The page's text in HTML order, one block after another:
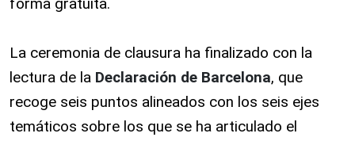
La ceremonia de clausura ha finalizado con la
lectura de la Declaración de Barcelona, que
recoge seis puntos alineados con los seis ejes
temáticos sobre los que se ha articulado el